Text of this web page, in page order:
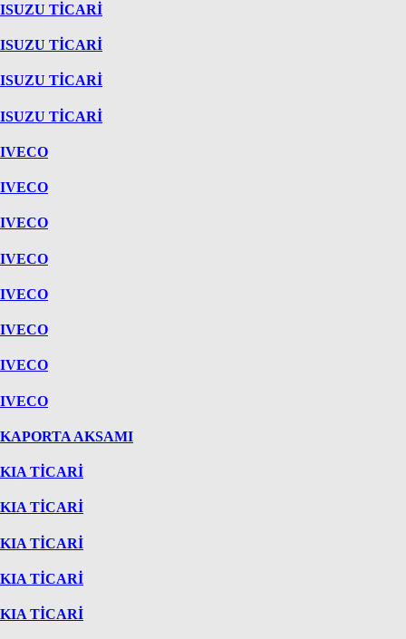
ISUZU TİCARİ
ISUZU TİCARİ
ISUZU TİCARİ
ISUZU TİCARİ
IVECO
IVECO
IVECO
IVECO
IVECO
IVECO
IVECO
IVECO
KAPORTA AKSAMI
KIA TİCARİ
KIA TİCARİ
KIA TİCARİ
KIA TİCARİ
KIA TİCARİ